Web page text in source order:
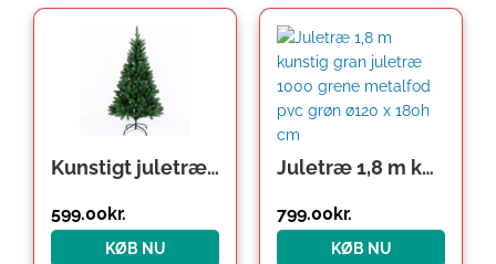
Kunstigt juletræ 140 cm, sprøjtestøbningsnåle
599.00kr.
KØB NU
Juletræ 1,8 m kunstig gran juletræ 1000 grene metalfod pvc grøn ø120 x 180h cm
799.00kr.
KØB NU